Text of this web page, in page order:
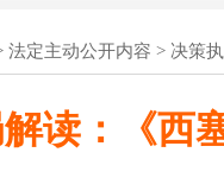
法定主动公开内容 > 决策
读：《西